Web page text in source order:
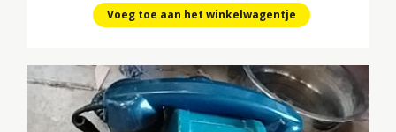
Voeg toe aan het winkelwagentje